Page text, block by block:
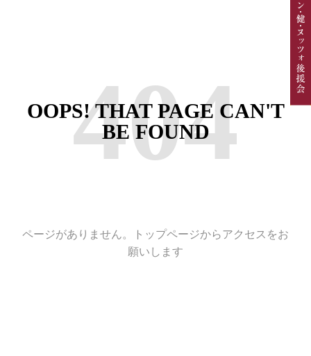
404
OOPS! THAT PAGE CAN'T
BE FOUND
ページがありません。トップページからアクセスをお
願いします